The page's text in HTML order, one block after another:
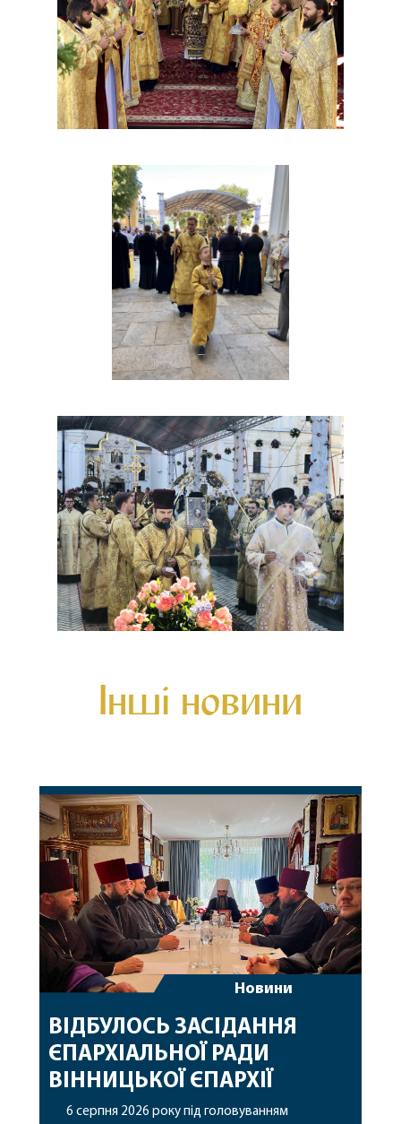
Інші новини
Новини
ВІДБУЛОСЬ ЗАСІДАННЯ
ЄПАРХІАЛЬНОЇ РАДИ
ВІННИЦЬКОЇ ЄПАРХІЇ
6 серпня 2026 року під головуванням